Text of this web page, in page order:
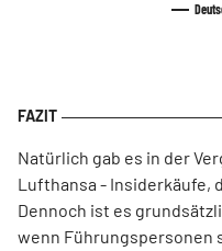
Natürlich gab es in der
Lufthansa - Insiderkäufe,
Dennoch ist es
wenn Führungspersonen